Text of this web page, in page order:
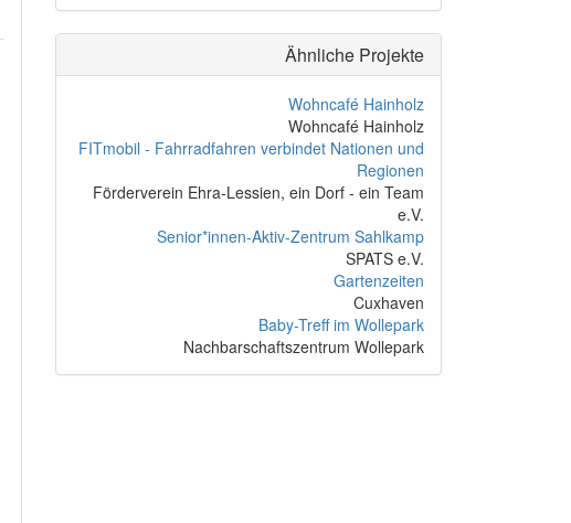
Ähnliche Projekte
Wohncafé Hainholz
Wohncafé Hainholz
FITmobil - Fahrradfahren verbindet Nationen und
Regionen
Förderverein Ehra-Lessien, ein Dorf - ein Team
e.V.
Senior*innen-Aktiv-Zentrum Sahlkamp
SPATS e.V.
Gartenzeiten
Cuxhaven
Baby-Treff im Wollepark
Nachbarschaftszentrum Wollepark